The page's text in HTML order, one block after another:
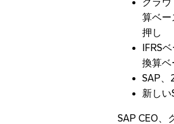
クラ
算ベー
押し
IFRS
換算ベ
SAP、
新しい
SAP CEO、